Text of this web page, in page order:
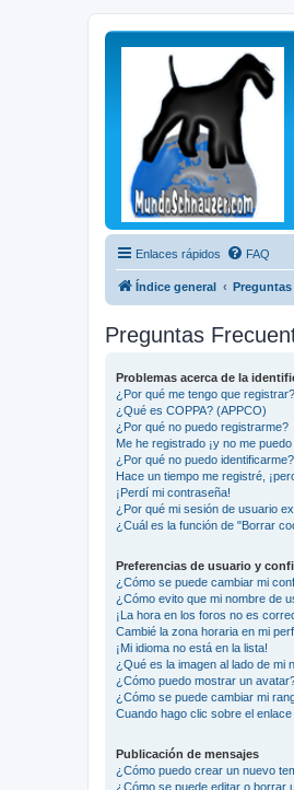
Enlaces rápidos FAQ
Índice general
Preguntas
Problemas acerca de la
¿Por qué me tengo que registrar?
¿Qué es COPPA? (APPCO)
¿Por qué no puedo registrarme?
Me he registrado ¡y no me
¿Por qué no puedo identificarme?
Hace un tiempo me registré,
¡Perdí mi contraseña!
¿Por qué mi sesión de usuario
¿Cuál es la función de "Borrar
Preferencias de usuario y
¿Cómo se puede cambiar mi
¿Cómo evito que mi nombre de
¡La hora en los foros no es
Cambié la zona horaria en mi
¡Mi idioma no está en la lista!
¿Qué es la imagen al lado de mi
¿Cómo puedo mostrar un
¿Cómo se puede cambiar mi
Cuando hago clic sobre el
Publicación de mensajes
¿Cómo puedo crear un nuevo
¿Cómo se puede editar o borrar